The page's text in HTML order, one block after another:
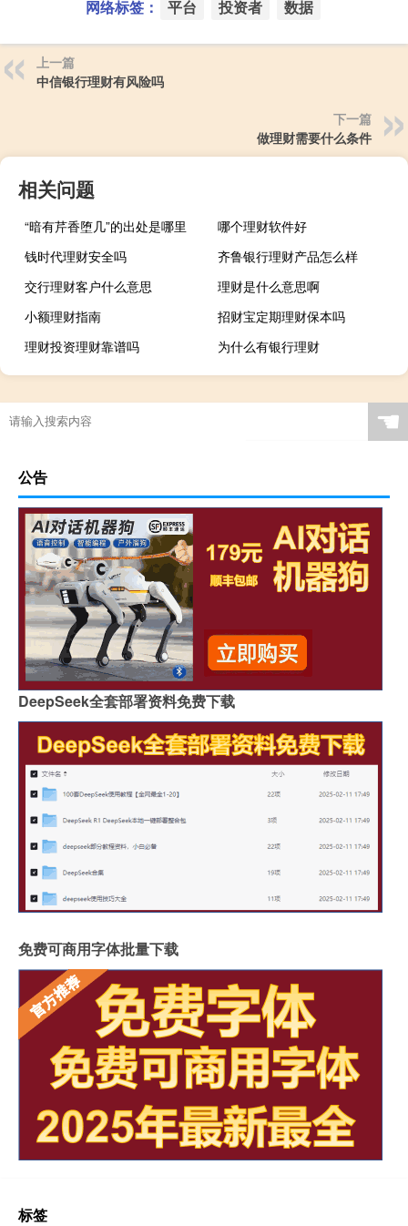
网络标签： 平台 投资者 数据
上一篇
中信银行理财有风险吗
下一篇
做理财需要什么条件
相关问题
“暗有芹香堕几”的出处是哪里
哪个理财软件好
钱时代理财安全吗
齐鲁银行理财产品怎么样
交行理财客户什么意思
理财是什么意思啊
小额理财指南
招财宝定期理财保本吗
理财投资理财靠谱吗
为什么有银行理财
☚
公告
DeepSeek全套部署资料免费下载
免费可商用字体批量下载
标签